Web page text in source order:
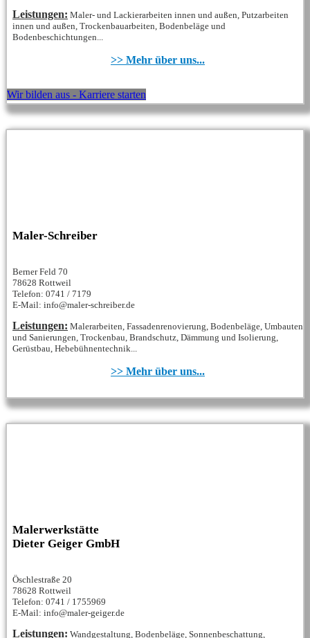
Leistungen: Maler- und Lackierarbeiten innen und außen, Putzarbeiten
innen und außen, Trockenbauarbeiten, Bodenbeläge und
Bodenbeschichtungen...
>> Mehr über uns...
Wir bilden aus - Karriere starten
Maler-Schreiber
Berner Feld 70
78628 Rottweil
Telefon: 0741 / 7179
E-Mail: info@maler-schreiber.de
Leistungen: Malerarbeiten, Fassadenrenovierung, Bodenbeläge, Umbauten
und Sanierungen, Trockenbau, Brandschutz, Dämmung und Isolierung,
Gerüstbau, Hebebühnentechnik...
>> Mehr über uns...
Malerwerkstätte
Dieter Geiger GmbH
Öschlestraße 20
78628 Rottweil
Telefon: 0741 / 1755969
E-Mail: info@maler-geiger.de
Leistungen: Wandgestaltung, Bodenbeläge, Sonnenbeschattung,